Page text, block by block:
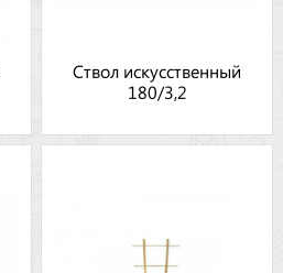
Ствол искусственный
180/3,2